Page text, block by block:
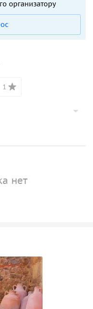
организатору
1
нет